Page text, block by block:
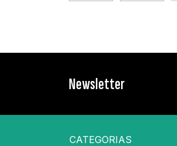
Newsletter
CATEGORIAS